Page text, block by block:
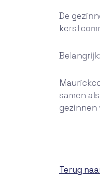
De
samen
gezinnen
Terug